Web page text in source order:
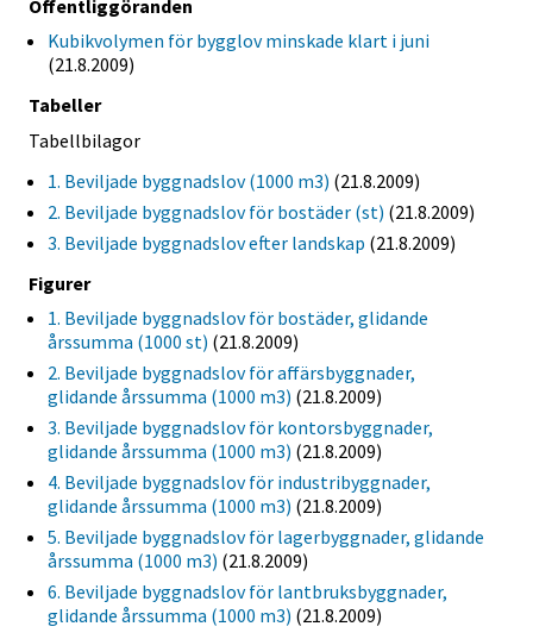
Offentliggöranden
Kubikvolymen för bygglov minskade klart i juni
(21.8.2009)
Tabeller
Tabellbilagor
1. Beviljade byggnadslov (1000 m3) (21.8.2009)
2. Beviljade byggnadslov för bostäder (st) (21.8.2009)
3. Beviljade byggnadslov efter landskap (21.8.2009)
Figurer
1. Beviljade byggnadslov för bostäder, glidande
årssumma (1000 st) (21.8.2009)
2. Beviljade byggnadslov för affärsbyggnader,
glidande årssumma (1000 m3) (21.8.2009)
3. Beviljade byggnadslov för kontorsbyggnader,
glidande årssumma (1000 m3) (21.8.2009)
4. Beviljade byggnadslov för industribyggnader,
glidande årssumma (1000 m3) (21.8.2009)
5. Beviljade byggnadslov för lagerbyggnader, glidande
årssumma (1000 m3) (21.8.2009)
6. Beviljade byggnadslov för lantbruksbyggnader,
glidande årssumma (1000 m3) (21.8.2009)